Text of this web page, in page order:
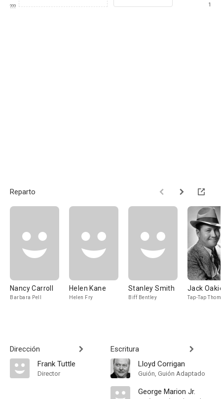
???
1
Reparto
Nancy Carroll
Barbara Pell
Helen Kane
Helen Fry
Stanley Smith
Biff Bentley
Jack
Tap-Tap
Dirección
Frank Tuttle
Director
Escritura
Lloyd Corrigan
Guión, Guión Adaptado
George Marion Jr.